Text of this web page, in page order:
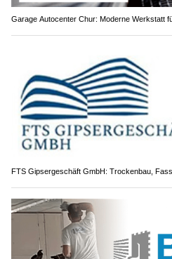
Garage Autocenter Chur: Moderne Werkstatt
FTS Gipsergeschäft GmbH: Trockenbau,